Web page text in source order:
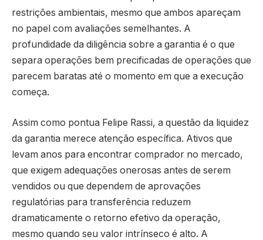
restrições ambientais, mesmo que ambos apareçam
no papel com avaliações semelhantes. A
profundidade da diligência sobre a garantia é o que
separa operações bem precificadas de operações que
parecem baratas até o momento em que a execução
começa.
Assim como pontua Felipe Rassi, a questão da liquidez
da garantia merece atenção específica. Ativos que
levam anos para encontrar comprador no mercado,
que exigem adequações onerosas antes de serem
vendidos ou que dependem de aprovações
regulatórias para transferência reduzem
dramaticamente o retorno efetivo da operação,
mesmo quando seu valor intrínseco é alto. A